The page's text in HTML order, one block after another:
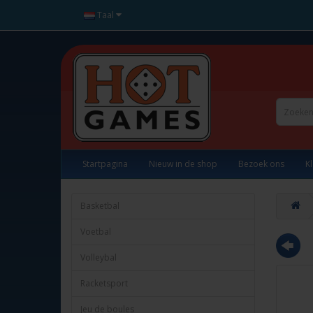
Taal
Startpagina Nieuw in de shop Bezoek ons
Basketbal
Voetbal
Volleybal
Racketsport
Jeu de boules